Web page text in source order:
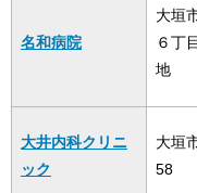
名和病院
大垣
６丁
地
大井内科クリニ
ック
大垣
58